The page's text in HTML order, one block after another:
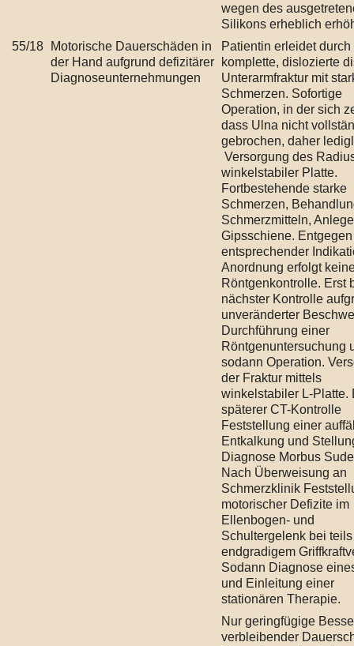
wegen des
Silikons erheblich
55/18
Motorische Dauerschäden in
der Hand aufgrund defizitärer
Diagnoseunternehmungen
Patientin erleidet durch
komplette, dislozierte
Unterarmfraktur mit
Schmerzen. Sofortige
Operation, in der sich
dass Ulna nicht
gebrochen, daher
Versorgung des
winkelstabiler Platte.
Fortbestehende starke
Schmerzen,
Schmerzmitteln,
Gipsschiene. Entgegen
entsprechender
Anordnung erfolgt
Röntgenkontrolle. Erst
nächster Kontrolle
unveränderter
Durchführung einer
Röntgenuntersuchung
sodann Operation.
der Fraktur mittels
winkelstabiler L-Platte.
späterer CT-Kontrolle
Feststellung einer
Entkalkung und
Diagnose Morbus
Nach Überweisung an
Schmerzklinik
motorischer Defizite im
Ellenbogen- und
Schultergelenk bei teils
endgradigem
Sodann Diagnose
und Einleitung einer
stationären Therapie.
Nur geringfügige
verbleibender